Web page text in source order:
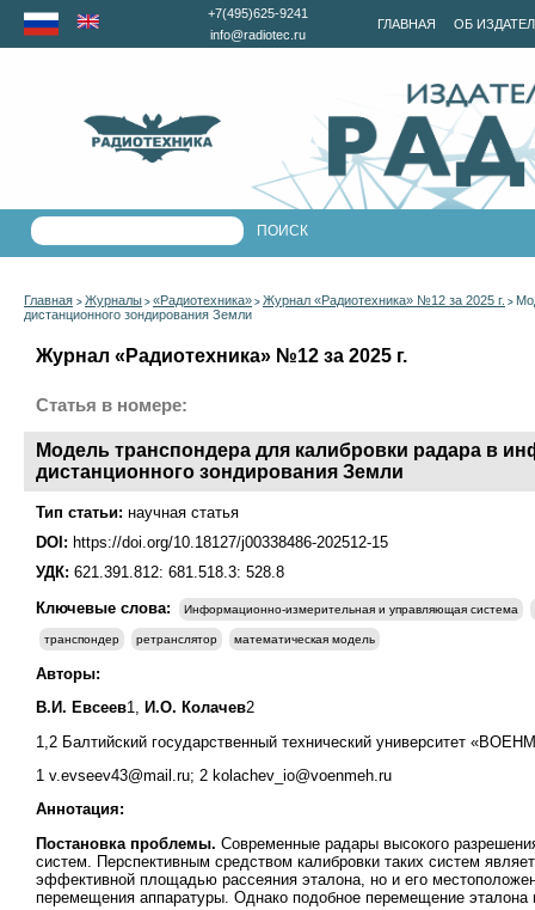
ГЛАВНАЯ ОБ
+7(495)625-9241
info@radiotec.ru
Главная > Журналы > «Радиотехника» > Журнал «Радиотехника» №12 за 2025 г. >
дистанционного зондирования Земли
Журнал «Радиотехника» №12 за 2025 г.
Статья в номере:
Модель транспондера для калибровки радара в
дистанционного зондирования Земли
Тип статьи: научная статья
DOI: https://doi.org/10.18127/j00338486-202512-15
УДК: 621.391.812: 681.518.3: 528.8
Ключевые слова:
Информационно-измерительная и управляющая система
транспондер ретранслятор математическая модель
Авторы:
В.И. Евсеев1, И.О. Колачев2
1,2 Балтийский государственный технический университет
1 v.evseev43@mail.ru; 2 kolachev_io@voenmeh.ru
Аннотация:
Постановка проблемы. Современные радары высокого
систем. Перспективным средством калибровки таких систем
эффективной площадью рассеяния эталона, но и его
перемещения аппаратуры. Однако подобное перемещение эталона